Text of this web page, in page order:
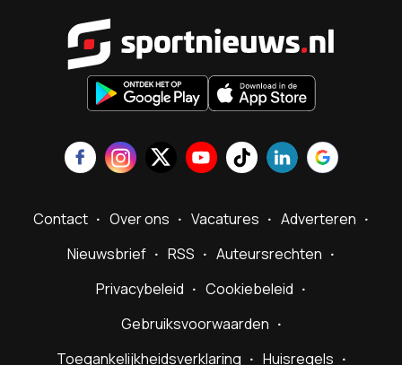
Contact Over ons Vacatures
Adverteren
Nieuwsbrief
RSS
Auteursrechten
Privacybeleid
Cookiebeleid
Gebruiksvoorwaarden
Toegankelijkheidsverklaring
Huisregels